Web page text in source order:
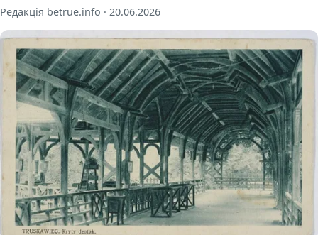
Редакція betrue.info · 20.06.2026